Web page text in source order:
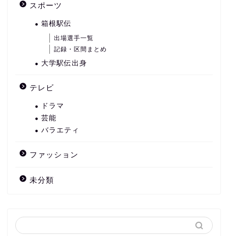
スポーツ
箱根駅伝
出場選手一覧
記録・区間まとめ
大学駅伝出身
テレビ
ドラマ
芸能
バラエティ
ファッション
未分類